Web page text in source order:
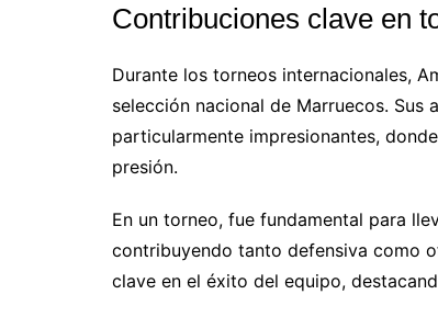
Contribuciones clave en
Durante los torneos internacionales,
selección nacional de Marruecos.
particularmente impresionantes,
presión.
En un torneo, fue fundamental para
contribuyendo tanto defensiva como
clave en el éxito del equipo,